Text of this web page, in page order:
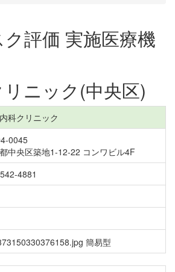
評価 実施医療機
ニック(中央区)
科クリニック
0045
中央区築地1-12-22 コンワビル4F
4881